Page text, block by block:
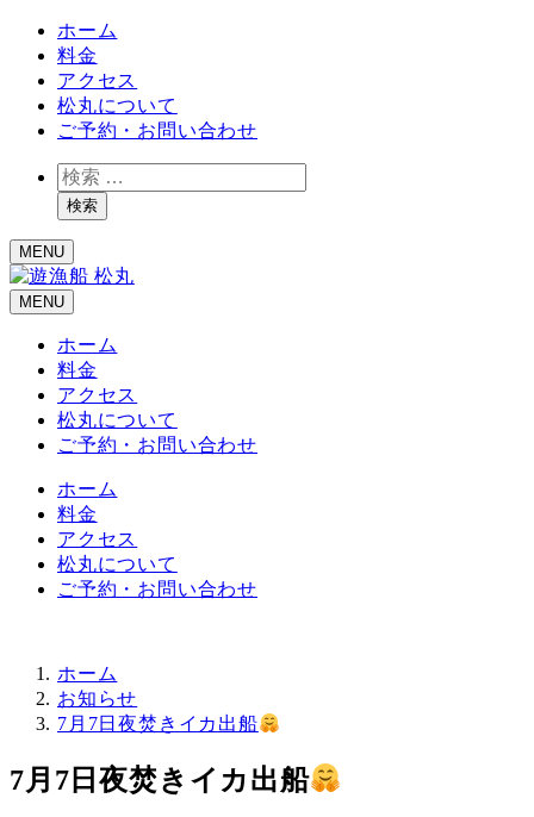
ホーム
料金
アクセス
松丸について
ご予約・お問い合わせ
検
索検索
MENU
MENU
ホーム
料金
アクセス
松丸について
ご予約・お問い合わせ
ホーム
料金
アクセス
松丸について
ご予約・お問い合わせ
ホーム
お知らせ
7月7日夜焚きイカ出船
7月7日夜焚きイカ出船